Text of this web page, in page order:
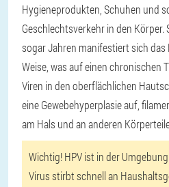
Hygieneprodukten, Schuhen und
Geschlechtsverkehr in den
sogar Jahren manifestiert sich das
Weise, was auf einen chronischen
Viren in den oberflächlichen
eine Gewebehyperplasie auf,
am Hals und an anderen
Wichtig! HPV ist in der
Virus stirbt schnell an